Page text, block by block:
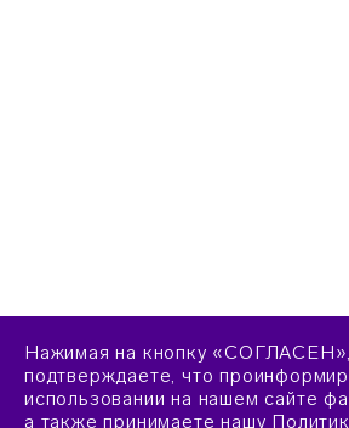
Нажимая на кнопку
подтверждаете, что
использовании на нашем сайте
а также принимаете нашу